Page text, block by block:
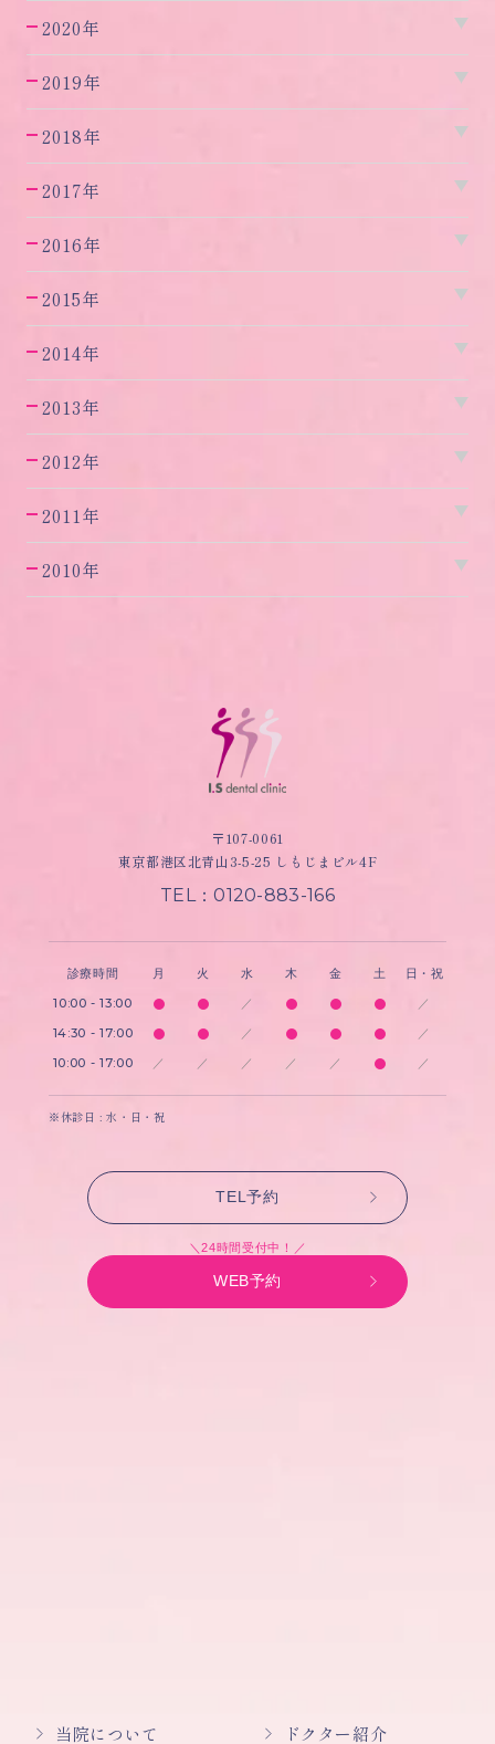
2020年
2019年
2018年
2017年
2016年
2015年
2014年
2013年
2012年
2011年
2010年
〒107-0061
東京都港区北青山3-5-25 しもじまビル4F
TEL：0120-883-166
診療時間 月 火 水 木 金 土 日・祝
10:00 - 13:00 ／ ／
14:30 - 17:00 ／ ／
10:00 - 17:00 ／ ／ ／ ／ ／ ／
※休診日 : 水・日・祝
TEL予約
＼24時間受付中！／
WEB予約
当院について ドクター紹介